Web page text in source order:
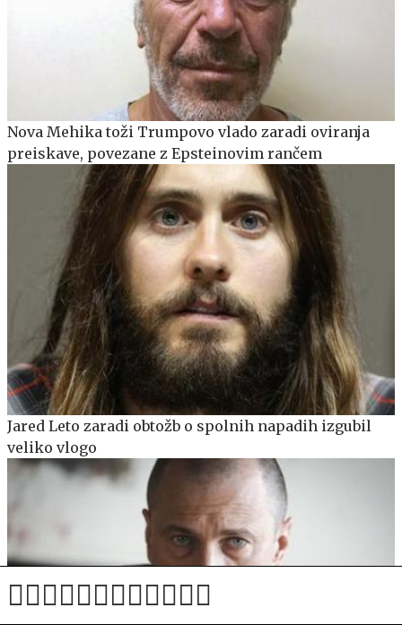
Nova Mehika toži Trumpovo vlado zaradi oviranja
preiskave, povezane z Epsteinovim rančem
Jared Leto zaradi obtožb o spolnih napadih izgubil
veliko vlogo